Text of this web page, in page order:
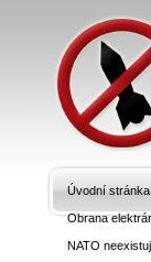
Úvodní
Obrana
NATO